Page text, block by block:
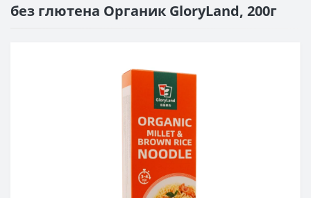
без глютена Органик GloryLand, 200г